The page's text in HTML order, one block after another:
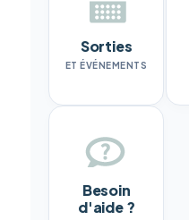
Sorties
ET ÉVÉNEMENTS
Besoin
d'aide ?